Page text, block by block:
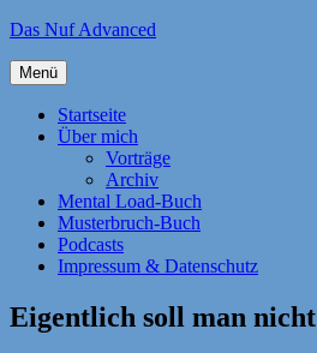
Zum
springen
Das Nuf Advanced
Menü
Startseite
Über mich
Vorträge
Archiv
Mental Load-Buch
Musterbruch-Buch
Podcasts
Impressum & Datenschutz
Eigentlich soll man nicht